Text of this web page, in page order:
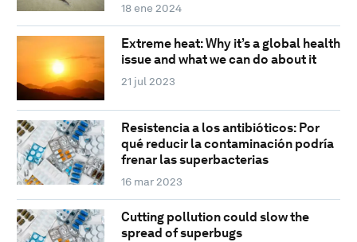
18 ene 2024
Extreme heat: Why it’s a global health
issue and what we can do about it
21 jul 2023
Resistencia a los antibióticos: Por
qué reducir la contaminación podría
frenar las superbacterias
16 mar 2023
Cutting pollution could slow the
spread of superbugs